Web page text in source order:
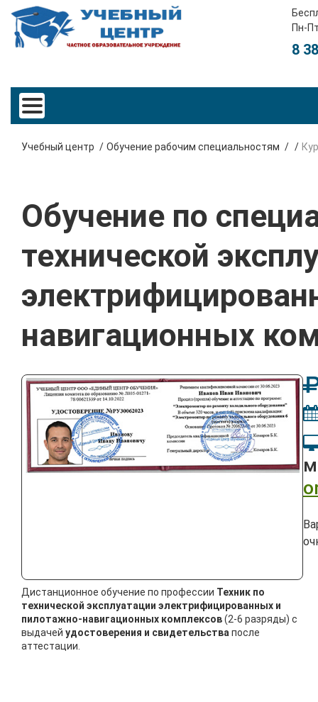
Пн-
8
Учебный центр Обучение рабочим специальностям
Обучение по
технической
навигационных
Дистанционное обучение по профессии Техник по
технической эксплуатации электрифицированных и
пилотажно-навигационных комплексов(2-6 разряды) с
выдачей удостоверения и свидетельствапосле
аттестации.